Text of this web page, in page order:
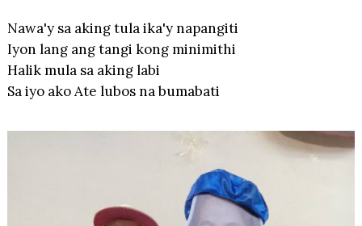
Nawa'y sa aking tula ika'y napangiti
Iyon lang ang tangi kong minimithi
Halik mula sa aking labi
Sa iyo ako Ate lubos na bumabati